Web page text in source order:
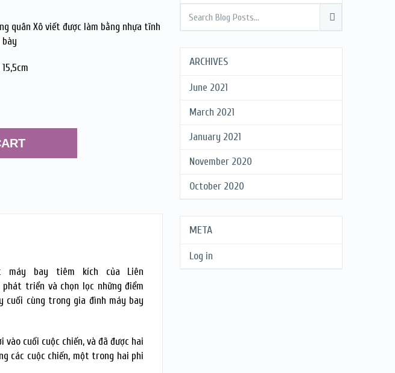
quân Xô viết được làm bằng nhựa tĩnh
bày
máy bay tiêm kích của Liên
triển và chọn lọc những điểm
cuối cùng trong gia đình máy bay
cuối cuộc chiến, và đã được hai
các cuộc chiến, một trong hai phi
ARCHIVES
June 2021
March 2021
January 2021
November 2020
October 2020
META
Log in